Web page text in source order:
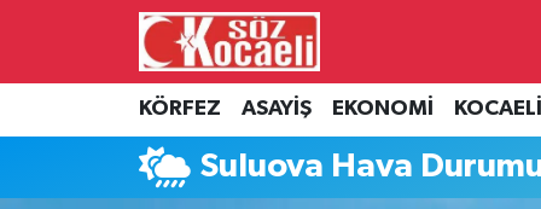
KÖRFEZ ASAYİŞ EKONOMİ KOCAELİ
Suluova Hava
Kocaeli Nöbetçi Eczaneler
Kocaeli Hava Durumu